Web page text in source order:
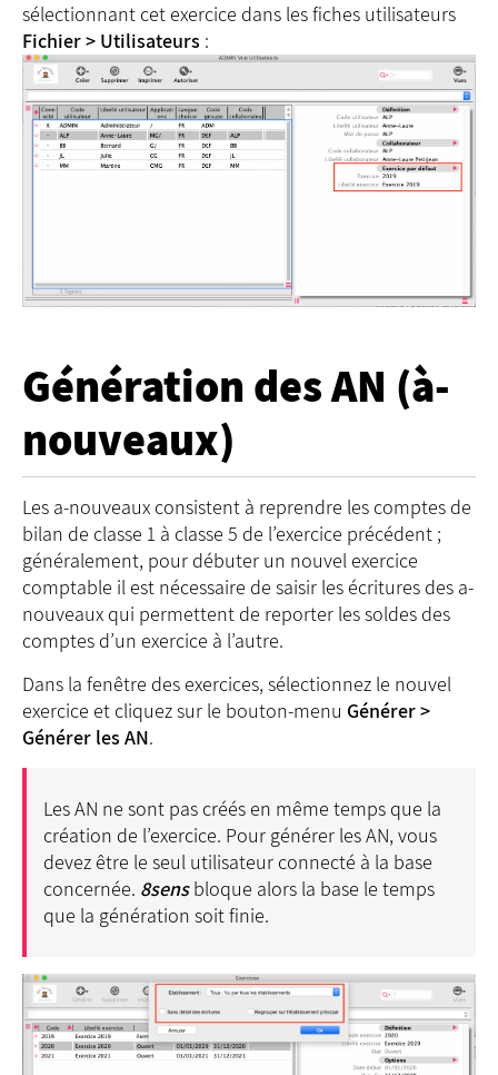
sélectionnant cet exercice dans les fiches utilisateurs
Fichier > Utilisateurs :
Génération des AN (à-
nouveaux)
Les a-nouveaux consistent à reprendre les comptes de
bilan de classe 1 à classe 5 de l’exercice précédent ;
généralement, pour débuter un nouvel exercice
comptable il est nécessaire de saisir les écritures des a-
nouveaux qui permettent de reporter les soldes des
comptes d’un exercice à l’autre.
Dans la fenêtre des exercices, sélectionnez le nouvel
exercice et cliquez sur le bouton-menu Générer >
Générer les AN.
Les AN ne sont pas créés en même temps que la
création de l’exercice. Pour générer les AN, vous
devez être le seul utilisateur connecté à la base
concernée. 8sensbloque alors la base le temps
que la génération soit finie.